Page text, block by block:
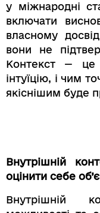
у міжнародні
включати
власному
вони не
Контекст —
інтуїцію, і чим
якіснішим буде
Внутрішній
оцінити себе
Внутрішній